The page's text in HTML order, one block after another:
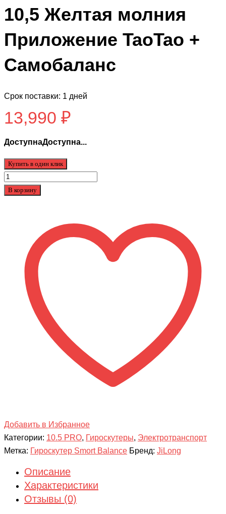
10,5 Желтая молния
Приложение TaoTao +
Самобаланс
Срок поставки: 1 дней
13,990 ₽
ДоступнаДоступна...
Купить в один клик
Количество
товара
Желтая
молния
Приложение
TaoTao
Самобаланс
В корзину
Добавить в Избранное
Категории: 10.5 PRO, Гироскутеры, Электротранспорт
Метка: Гироскутер Smort Balance Бренд: JiLong
Описание
Характеристики
Отзывы (0)